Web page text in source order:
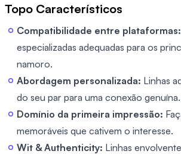
Topo Característicos
Compatibilidade entre plataformas:
especializadas adequadas para os
namoro.
Abordagem personalizada: Linhas
do seu par para uma conexão genuína.
Domínio da primeira impressão:
memoráveis que cativem o interesse.
Wit & Authenticity: Linhas